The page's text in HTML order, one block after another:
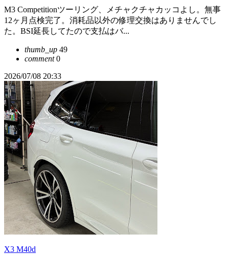
M3 Competitionツーリング、メチャクチャカッコよし。無事
12ヶ月点検完了。消耗品以外の修理交換はありませんでし
た。BSI延長してたので支払はバ...
thumb_up 49
comment0
2026/07/08 20:33
X3 M40d